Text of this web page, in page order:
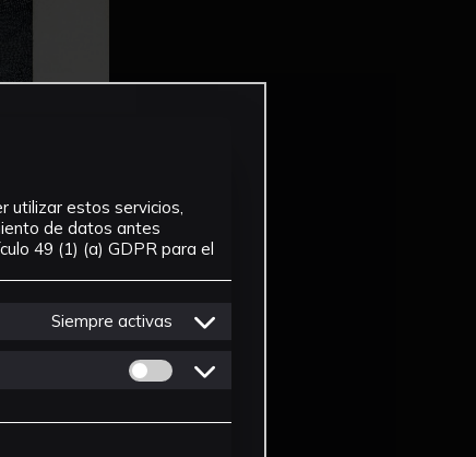
utilizar estos servicios,
de datos antes
49 (1) (a) GDPR para el
Siempre activas
Permitir cookies de Personalizacion